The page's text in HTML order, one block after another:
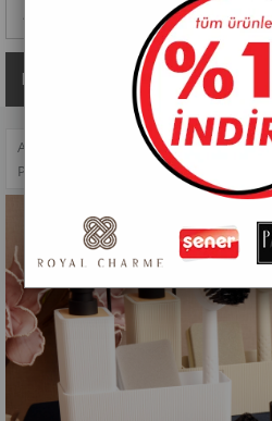
ANASAYFA BANYO> SABUNLUKLAR >
PAÇİ-LINDA FIRÇALI SIVI SABUNLUK SETİ